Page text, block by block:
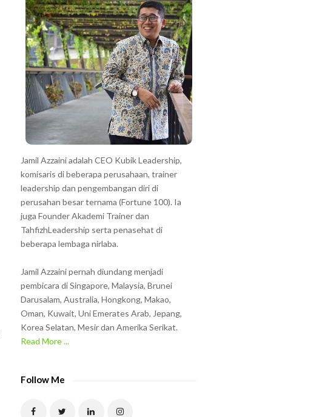
Jamil Azzaini adalah CEO Kubik Leadership,
komisaris di beberapa perusahaan, trainer
leadership dan pengembangan diri di
perusahan besar ternama (Fortune 100). Ia
juga Founder Akademi Trainer dan
TahfizhLeadership serta penasehat di
beberapa lembaga nirlaba.
Jamil Azzaini pernah diundang menjadi
pembicara di Singapore, Malaysia, Brunei
Darusalam, Australia, Hongkong, Makao,
Oman, Kuwait, Uni Emerates Arab, Jepang,
Korea Selatan, Mesir dan Amerika Serikat.
Read More ...
Follow Me